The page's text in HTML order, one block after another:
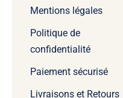
Mentions légales
Politique de
confidentialité
Paiement sécurisé
Livraisons et Retours